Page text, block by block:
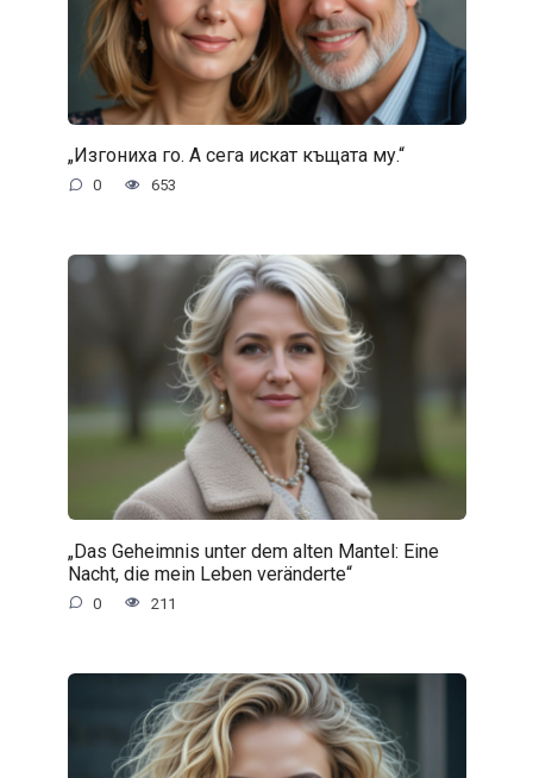
„Изгониха го. А сега искат къщата му.“
0 653
„Das Geheimnis unter dem alten Mantel: Eine
Nacht, die mein Leben veränderte“
0 211